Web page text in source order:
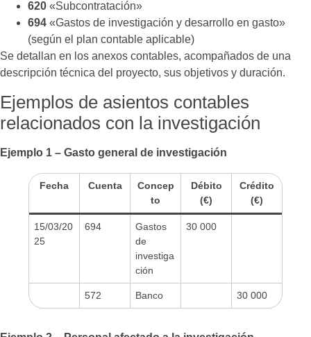
620 «Subcontratación»
694 «Gastos de investigación y desarrollo en gasto»
(según el plan contable aplicable)
Se detallan en los anexos contables, acompañados de una
descripción técnica del proyecto, sus objetivos y duración.
Ejemplos de asientos contables
relacionados con la investigación
Ejemplo 1 – Gasto general de investigación
Fecha Cuenta
Concep
to
Débito
(€)
Crédito
(€)
15/03/20
25
694
Gastos
de
investiga
ción
30 000
572 Banco 30 000